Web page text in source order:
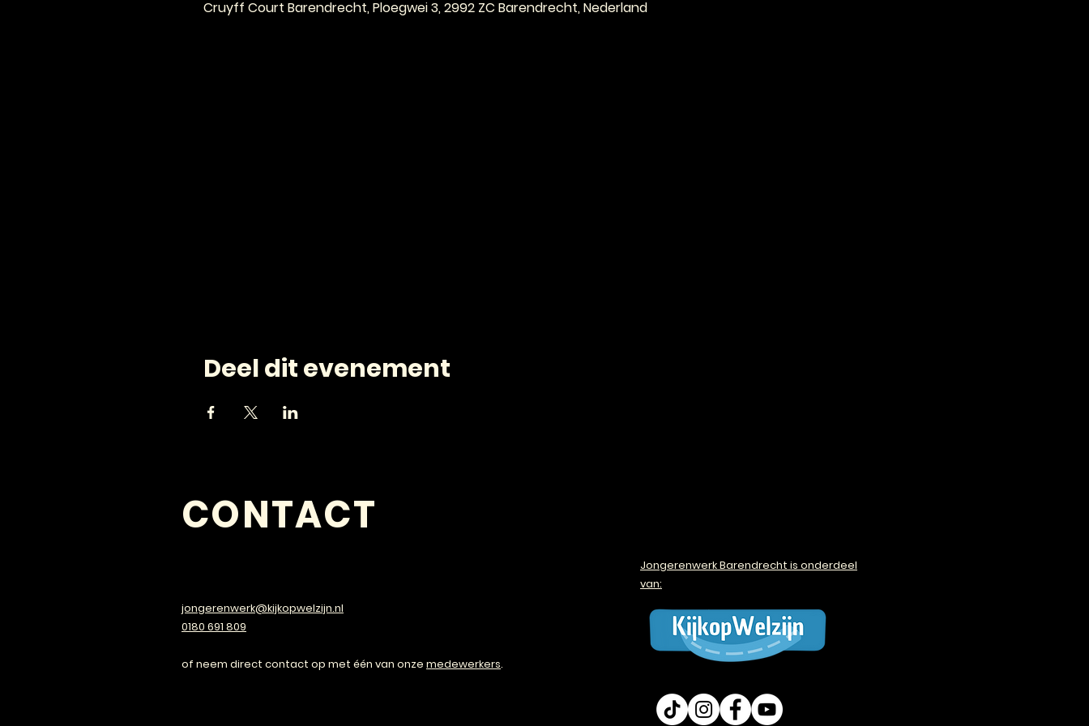
Cruyff Court Barendrecht, Ploegwei 3, 2992 ZC Barendrecht, Nederland
Deel dit evenement
jongerenwerk@kijkopwelzijn.nl
0180 691 809
of neem direct contact op met één van onze medewerkers.
Jongerenwerk Barendrecht is onderdeel
van:
CONTACT